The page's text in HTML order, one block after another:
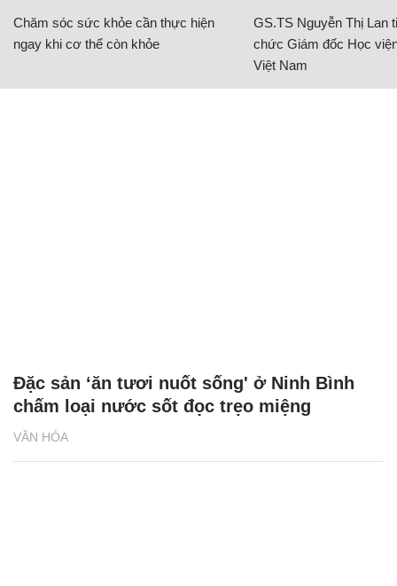
Chăm sóc sức khỏe cần thực hiện
ngay khi cơ thể còn khỏe
GS.TS Nguyễn Thị Lan
chức Giám đốc Học
Việt Nam
VĂN HÓA
Đặc sản ‘ăn tươi nuốt sống' ở Ninh Bình
chấm loại nước sốt đọc trẹo miệng